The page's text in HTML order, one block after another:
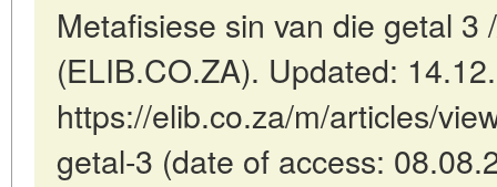
Metafisiese sin van die getal 3
(ELIB.CO.ZA). Updated:
https://elib.co.za/m/articles/
getal-3 (date of access: